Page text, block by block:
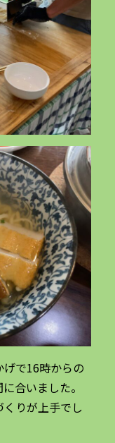
で16時からの
合いました。
りが上手でし